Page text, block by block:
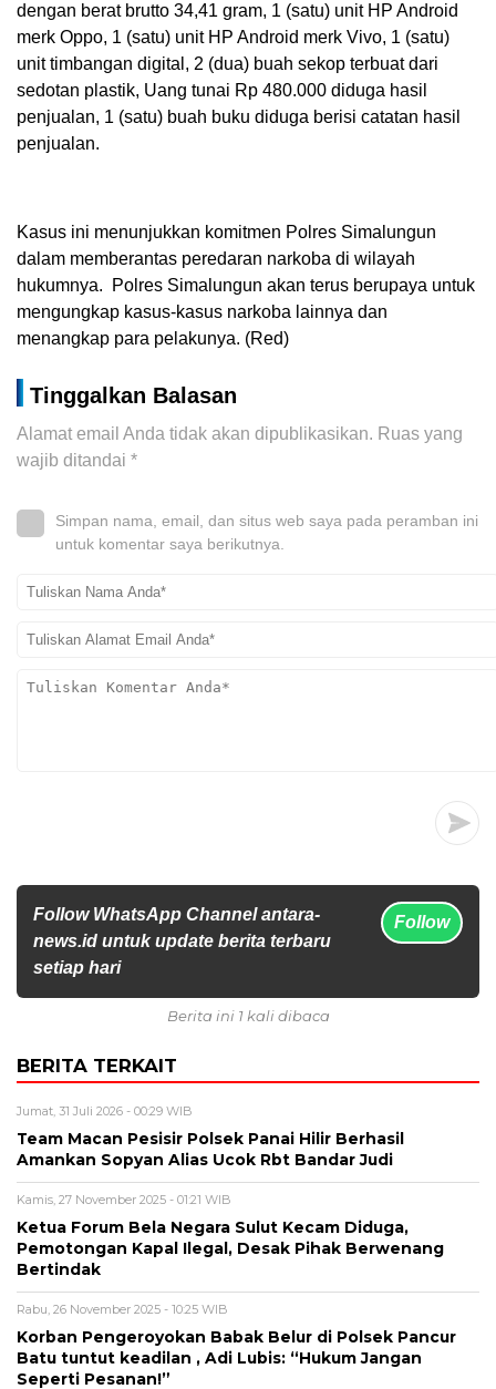
dengan berat brutto 34,41 gram, 1 (satu) unit HP Android
merk Oppo, 1 (satu) unit HP Android merk Vivo, 1 (satu)
unit timbangan digital, 2 (dua) buah sekop terbuat dari
sedotan plastik, Uang tunai Rp 480.000 diduga hasil
penjualan, 1 (satu) buah buku diduga berisi catatan hasil
penjualan.
Kasus ini menunjukkan komitmen Polres Simalungun
dalam memberantas peredaran narkoba di wilayah
hukumnya. Polres Simalungun akan terus berupaya untuk
mengungkap kasus-kasus narkoba lainnya dan
menangkap para pelakunya. (Red)
Tinggalkan Balasan
Alamat email Anda tidak akan dipublikasikan. Ruas yang
wajib ditandai *
Simpan nama, email, dan situs web saya pada peramban ini
untuk komentar saya berikutnya.
Follow WhatsApp Channel antara-
news.id untuk update berita terbaru
setiap hari
Follow
Berita ini 1 kali dibaca
BERITA TERKAIT
Jumat, 31 Juli 2026 - 00:29 WIB
Team Macan Pesisir Polsek Panai Hilir Berhasil
Amankan Sopyan Alias Ucok Rbt Bandar Judi
Kamis, 27 November 2025 - 01:21 WIB
Ketua Forum Bela Negara Sulut Kecam Diduga,
Pemotongan Kapal Ilegal, Desak Pihak Berwenang
Bertindak
Rabu, 26 November 2025 - 10:25 WIB
Korban Pengeroyokan Babak Belur di Polsek Pancur
Batu tuntut keadilan , Adi Lubis: “Hukum Jangan
Seperti Pesanan!”